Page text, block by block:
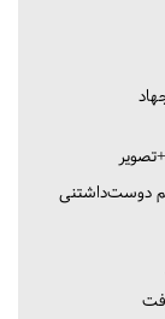
دوست‌داشتنی